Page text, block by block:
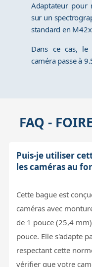
Adaptateur pour
sur un
standard en
Dans ce cas, le
caméra passe à
FAQ -
Puis-je utiliser
les caméras au
Cette bague est
caméras avec
de 1 pouce (25,4
pouce. Elle s'adapte
respectant cette
vérifier que votre